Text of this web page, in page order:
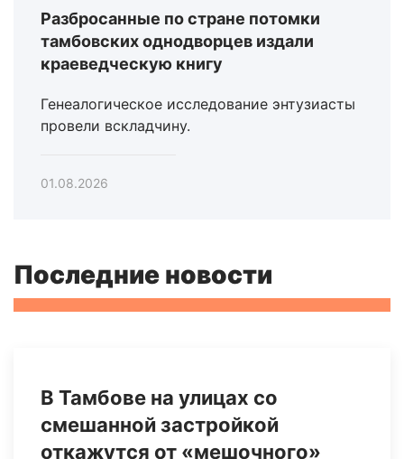
Разбросанные по стране потомки
тамбовских однодворцев издали
краеведческую книгу
Генеалогическое исследование энтузиасты
провели вскладчину.
01.08.2026
Последние новости
В Тамбове на улицах со
смешанной застройкой
откажутся от «мешочного»